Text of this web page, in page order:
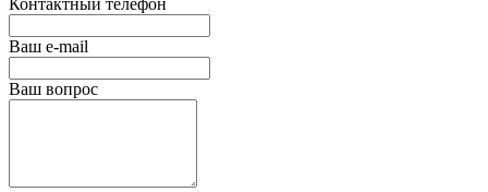
Ваш e-mail
Ваш вопрос